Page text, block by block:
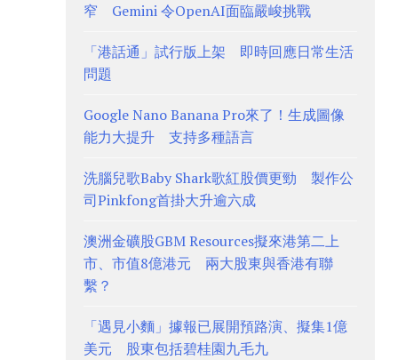
窄 Gemini 令OpenAI面臨嚴峻挑戰
「港話通」試行版上架 即時回應日常生活
問題
Google Nano Banana Pro來了！生成圖像
能力大提升 支持多種語言
洗腦兒歌Baby Shark歌紅股價更勁 製作公
司Pinkfong首掛大升逾六成
澳洲金礦股GBM Resources擬來港第二上
市、市值8億港元 兩大股東與香港有聯
繫？
「遇見小麵」據報已展開預路演、擬集1億
美元 股東包括碧桂園九毛九